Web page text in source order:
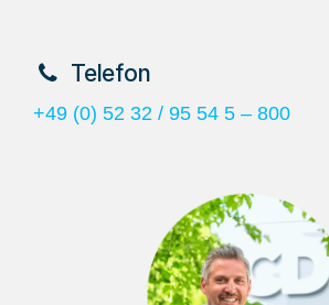
​Telefon
+49 (0) 52 32 / 95 54 5 – 800